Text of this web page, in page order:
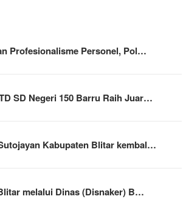
Profesionalisme Personel, Pol…
SD Negeri 150 Barru Raih Juar…
Kabupaten Blitar kembal…
melalui Dinas (Disnaker) B…